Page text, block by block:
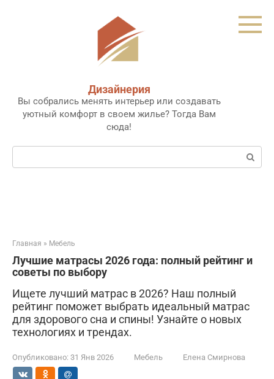
Дизайнерия
Вы собрались менять интерьер или создавать
уютный комфорт в своем жилье? Тогда Вам
сюда!
Поиск:
Главная » Мебель
Лучшие матрасы 2026 года: полный рейтинг и
советы по выбору
Ищете лучший матрас в 2026? Наш полный
рейтинг поможет выбрать идеальный матрас
для здорового сна и спины! Узнайте о новых
технологиях и трендах.
Опубликовано: 31 Янв 2026 Мебель Елена Смирнова